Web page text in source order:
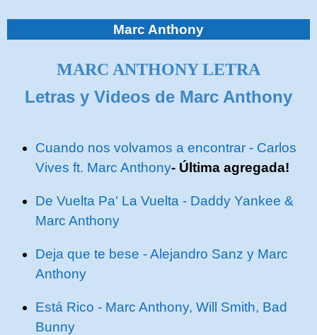
Marc Anthony
MARC ANTHONY LETRA
Letras y Videos de Marc Anthony
Cuando nos volvamos a encontrar - Carlos
Vives ft. Marc Anthony- Última agregada!
De Vuelta Pa' La Vuelta - Daddy Yankee &
Marc Anthony
Deja que te bese - Alejandro Sanz y Marc
Anthony
Está Rico - Marc Anthony, Will Smith, Bad
Bunny